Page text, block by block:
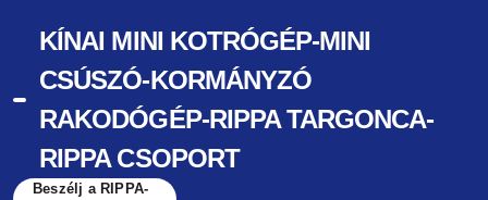
KÍNAI MINI KOTRÓGÉP-MINI
CSÚSZÓ-KORMÁNYZÓ
RAKODÓGÉP-RIPPA TARGONCA-
RIPPA CSOPORT
Beszélj a RIPPA-